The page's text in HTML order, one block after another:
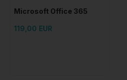
Microsoft Office 365
pretplate + instalacija
119,00 EUR